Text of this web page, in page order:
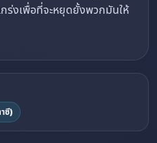
ร่งเพื่อที่จะหยุดยั้งพวกมันให้
ซี)